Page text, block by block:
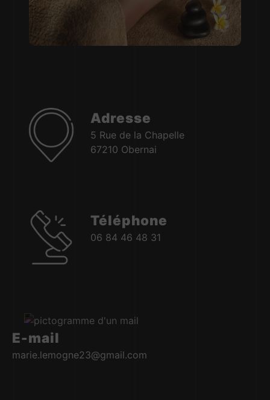
Adresse
5 Rue de la Chapelle
67210 Obernai
Téléphone
06 84 46 48 31
E-mail
marie.lemogne23@gmail.com